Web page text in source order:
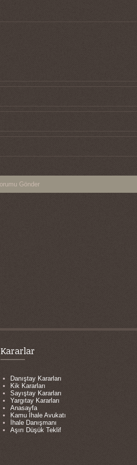
Kararlar
Danıştay Kararları
Kik Kararları
Sayıştay Kararları
Yargıtay Kararları
Anasayfa
Kamu İhale Avukatı
İhale Danışmanı
Aşırı Düşük Teklif